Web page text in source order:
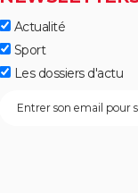
Actualité
Sport
Les dossiers d'actu